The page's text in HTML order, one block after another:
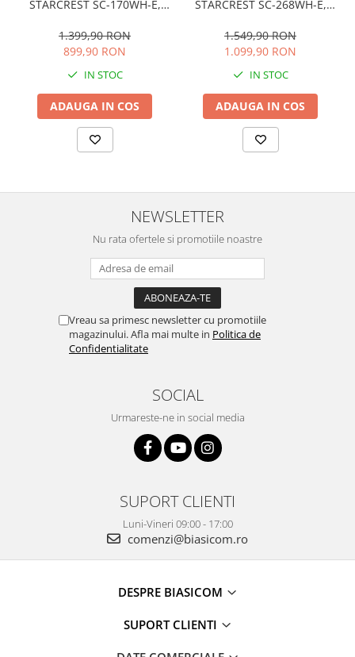
STARCREST SC-170WH-E,
Termostat reglabil,
Iluminare LED, Picioare
151.8 cm, Alb
1.399,90 RON
899,90 RON
IN STOC
ADAUGA IN COS
STARCREST SC-268WH-E,
Termostat reglabil,
Iluminare LED, Picioare
178 cm, Alb
1.549,90 RON
1.099,90 RON
IN STOC
ADAUGA IN COS
NEWSLETTER
Nu rata ofertele si promotiile noastre
Vreau sa primesc newsletter cu promotiile
magazinului. Afla mai multe in Politica de
Confidentialitate
SOCIAL
Urmareste-ne in social media
SUPORT CLIENTI
Luni-Vineri 09:00 - 17:00
comenzi@biasicom.ro
DESPRE BIASICOM
SUPORT CLIENTI